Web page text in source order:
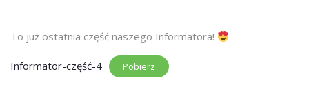
To już ostatnia część naszego Informatora!
Informator-część-4 Pobierz